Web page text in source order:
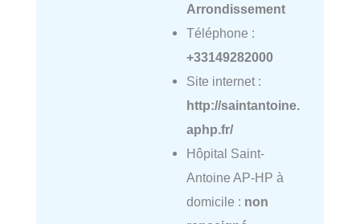
Arrondissement
Téléphone :
+33149282000
Site internet :
http://saintantoine.
aphp.fr/
Hôpital Saint-
Antoine AP-HP à
domicile : non